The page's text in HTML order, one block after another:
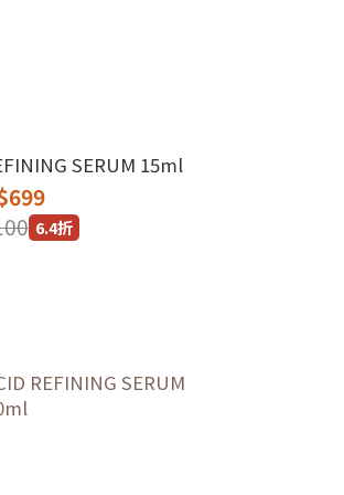
SERUM 15ml
6.4折